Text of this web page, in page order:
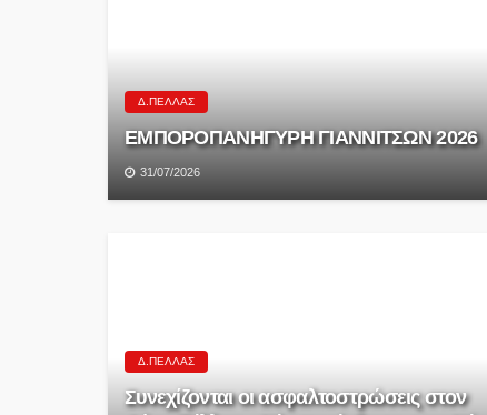
Δ.ΠΈΛΛΑΣ
ΕΜΠΟΡΟΠΑΝΗΓΥΡΗ ΓΙΑΝΝΙΤΣΩΝ 2026
31/07/2026
Δ.ΠΈΛΛΑΣ
Συνεχίζονται οι ασφαλτοστρώσεις στον